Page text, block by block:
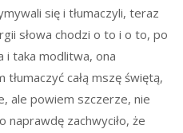
się i tłumaczyli, teraz
słowa chodzi o to i o to, po
i taka modlitwa, ona
całą mszę świętą,
ale powiem szczerze, nie
naprawdę zachwyciło, że